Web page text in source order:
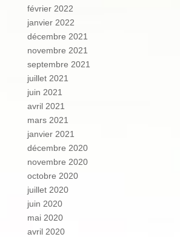
février 2022
janvier 2022
décembre 2021
novembre 2021
septembre 2021
juillet 2021
juin 2021
avril 2021
mars 2021
janvier 2021
décembre 2020
novembre 2020
octobre 2020
juillet 2020
juin 2020
mai 2020
avril 2020